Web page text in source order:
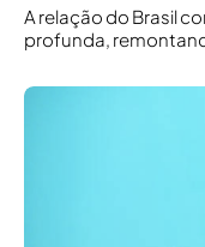
A relação do Brasil
profunda,